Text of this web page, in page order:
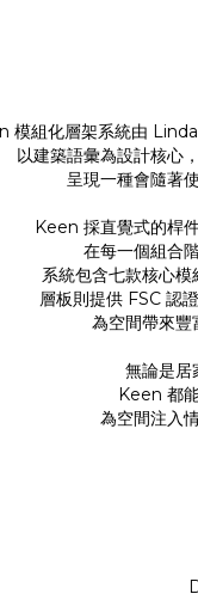
模組化層架系統由
以建築語彙為設計核心
呈現一種會隨著
Keen 採直覺式的桿
在每一個組合
系統包含七款核心
層板則提供 FSC 認
為空間帶來豐
無論是居
Keen 都
為空間注入